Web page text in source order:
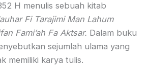
H menulis sebuah kitab
Fi Tarajimi Man Lahum
Fami’ah Fa Aktsar. Dalam buku
sejumlah ulama yang
memiliki karya tulis.